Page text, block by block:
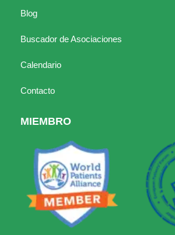
Blog
Buscador de Asociaciones
Calendario
Contacto
MIEMBRO